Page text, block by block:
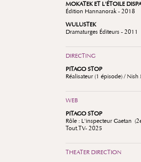
MOKATEK ET L'ÉTOILE
Édition Hannanorak - 2018
WULUSTEK
Dramaturges Éditeurs - 2011
DIRECTING
PITAGO STOP
Réalisateur (1 épisode) /
WEB
PITAGO STOP
Rôle : L'inspecteur Gaetan
Tout.TV- 2025
THEATER DIRECTION